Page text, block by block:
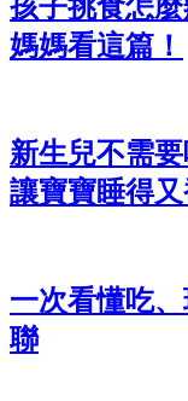
孩子挑食怎
媽媽看這篇！
新生兒不需
讓寶寶睡得
一次看懂吃
聯